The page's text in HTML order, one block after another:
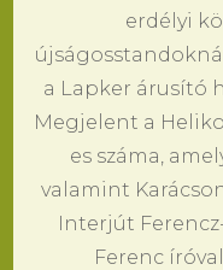
erdélyi
a Lapker árusító
Megjelent a
es száma,
valamint
Interjút
Ferenc